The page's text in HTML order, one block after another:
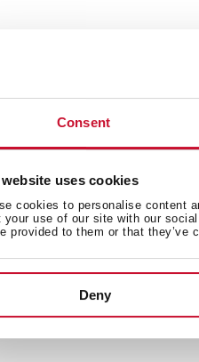
Consent
uses cookies
cookies to personalise content
your use of our site with our
provided to them or that they’ve
Deny